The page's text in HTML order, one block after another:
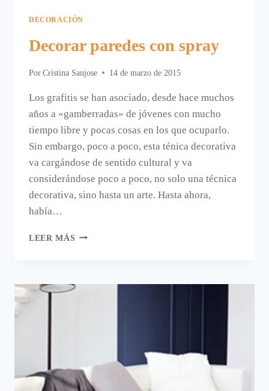
DECORACIÓN
Decorar paredes con spray
Por Cristina Sanjose 14 de marzo de 2015
Los grafitis se han asociado, desde hace muchos
años a «gamberradas» de jóvenes con mucho
tiempo libre y pocas cosas en los que ocuparlo.
Sin embargo, poco a poco, esta ténica decorativa
va cargándose de sentido cultural y va
considerándose poco a poco, no solo una técnica
decorativa, sino hasta un arte. Hasta ahora,
había…
LEER MÁS DECORAR